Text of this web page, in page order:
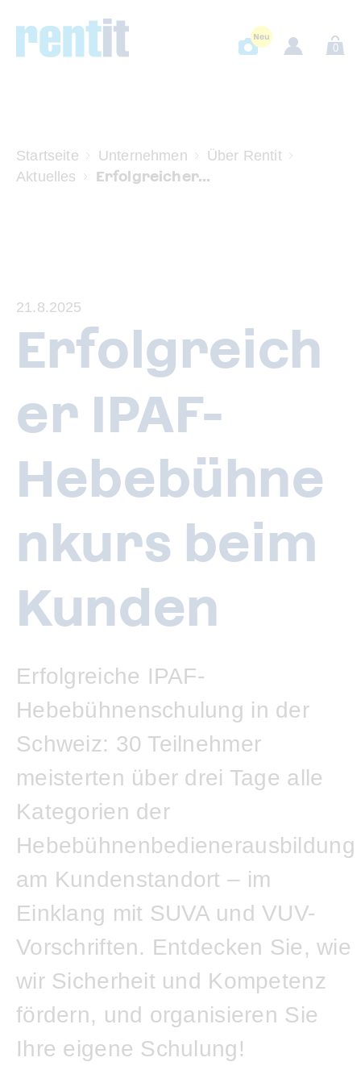
0
Startseite Unternehmen
Über Rentit
Aktuelles
Erfolgreicher...
21.8.2025
Erfolgreich
er IPAF-
Hebebühne
nkurs beim
Kunden
Erfolgreiche IPAF-
Hebebühnenschulung in der
Schweiz: 30 Teilnehmer
meisterten über drei Tage alle
Kategorien der
Hebebühnenbedienerausbildung
am Kundenstandort – im
Einklang mit SUVA und VUV-
Vorschriften. Entdecken Sie, wie
wir Sicherheit und Kompetenz
fördern, und organisieren Sie
Ihre eigene Schulung!